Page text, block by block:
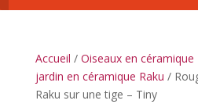
Accueil / Oiseaux en céramique
jardin en céramique Raku /
Raku sur une tige – Tiny